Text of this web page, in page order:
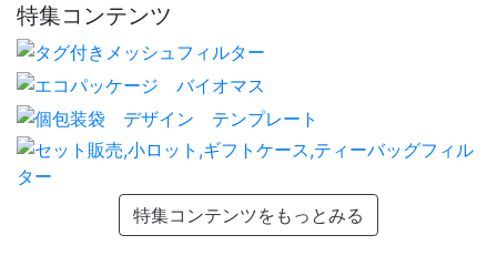
特集コンテンツ
特集コンテンツをもっとみる